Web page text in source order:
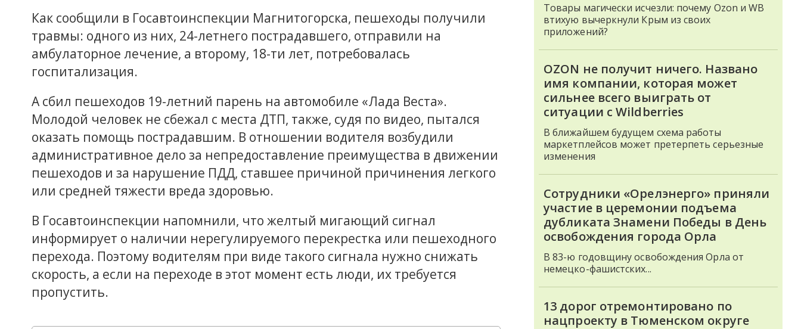
Как сообщили в Госавтоинспекции Магнитогорска, пешеходы получили
травмы: одного из них, 24-летнего пострадавшего, отправили на
амбулаторное лечение, а второму, 18-ти лет, потребовалась
госпитализация.
А сбил пешеходов 19-летний парень на автомобиле «Лада Веста».
Молодой человек не сбежал с места ДТП, также, судя по видео, пытался
оказать помощь пострадавшим. В отношении водителя возбудили
административное дело за непредоставление преимущества в движении
пешеходов и за нарушение ПДД, ставшее причиной причинения легкого
или средней тяжести вреда здоровью.
В Госавтоинспекции напомнили, что желтый мигающий сигнал
информирует о наличии нерегулируемого перекрестка или пешеходного
перехода. Поэтому водителям при виде такого сигнала нужно снижать
скорость, а если на переходе в этот момент есть люди, их требуется
пропустить.
Товары магически исчезли: почему Ozon и WB
втихую вычеркнули Крым из своих
приложений?
OZON не получит ничего. Названо
имя компании, которая может
сильнее всего выиграть от
ситуации с Wildberries
В ближайшем будущем схема работы
маркетплейсов может претерпеть серьезные
изменения
Сотрудники «Орелэнерго» приняли
участие в церемонии подъема
дубликата Знамени Победы в День
освобождения города Орла
В 83-ю годовщину освобождения Орла от
немецко-фашистских...
13 дорог отремонтировано по
нацпроекту в Тюменском округе